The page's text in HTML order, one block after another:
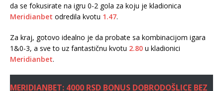
da se fokusirate na igru 0-2 gola za koju je kladionica
Meridianbet odredila kvotu 1.47.
Za kraj, gotovo idealno je da probate sa kombinacijom igara
1&0-3, a sve to uz fantastičnu kvotu 2.80 u kladionici
Meridianbet.
MERIDIANBET: 4000 RSD BONUS DOBRODOŠLICE BEZ